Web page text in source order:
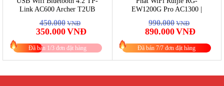
Link AC600 Archer T2UB
450.000 VNĐ
Giá
gốc
là:
450.000VNĐ.
350.000VNĐGiá
tại
là:
Đã bán 1/3 đơn đặt hàng
EW1200G Pro AC1300 |
Mesh, Gigabit
990.000 VNĐ
Giá
gốc
là:
990.000VNĐ.
890.000VNĐGiá
tại
là:
Đã bán 7/7 đơn đặt hàng